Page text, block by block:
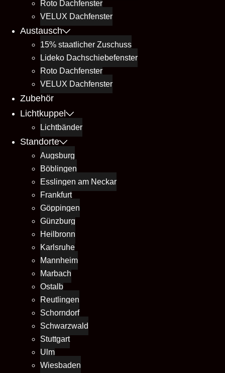
Roto Dachfenster
VELUX Dachfenster
Austausch
15% staatlicher Zuschuss
Lideko Dachschiebefenster
Roto Dachfenster
VELUX Dachfenster
Zubehör
Lichtkuppel
Lichtbänder
Standorte
Augsburg
Böblingen
Esslingen am Neckar
Frankfurt
Göppingen
Günzburg
Heilbronn
Karlsruhe
Mannheim
Marbach
Ostalb
Reutlingen
Schorndorf
Schwarzwald
Stuttgart
Ulm
Wiesbaden